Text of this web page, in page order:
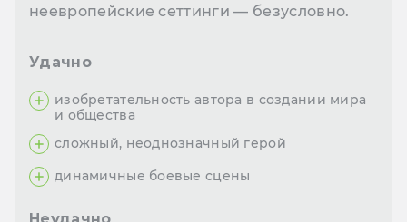
неевропейские сеттинги — безусловно.
Удачно
изобретательность автора в создании мира
и общества
сложный, неоднозначный герой
динамичные боевые сцены
Неудачно